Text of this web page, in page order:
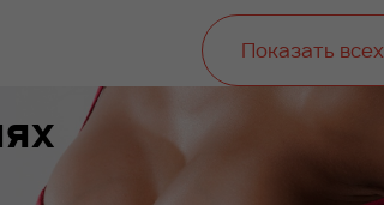
Показать всех